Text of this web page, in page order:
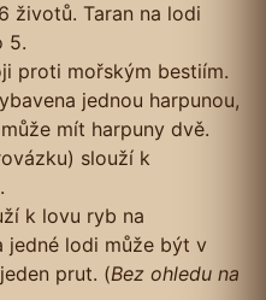
životů. Taran na lodi
5.
proti mořským bestiím.
jednou harpunou,
mít harpuny dvě.
slouží k
k lovu ryb na
jedné lodi může být v
prut. (Bez ohledu na